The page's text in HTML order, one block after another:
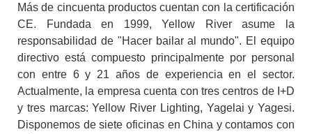
Más de cincuenta productos cuentan con la certificación
CE. Fundada en 1999, Yellow River asume la
responsabilidad de "Hacer bailar al mundo". El equipo
directivo está compuesto principalmente por personal
con entre 6 y 21 años de experiencia en el sector.
Actualmente, la empresa cuenta con tres centros de I+D
y tres marcas: Yellow River Lighting, Yagelai y Yagesi.
Disponemos de siete oficinas en China y contamos con